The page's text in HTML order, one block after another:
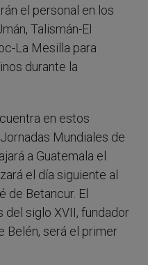
el personal en los
Talismán-El
La Mesilla para
durante la
en estos
Mundiales de
a Guatemala el
el día siguiente al
de Betancur. El
del siglo XVII, fundador
Belén, será el primer